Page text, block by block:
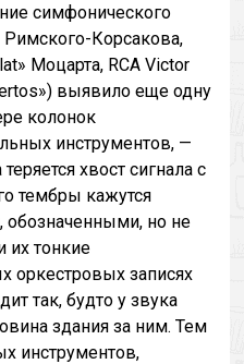
симфонического
Римского-Корсакова,
Моцарта, RCA Victor
выявило еще одну
колонок
инструментов, —
хвост сигнала с
тембры кажутся
обозначенными, но не
их тонкие
оркестровых записях
так, будто у звука
здания за ним. Тем
инструментов,